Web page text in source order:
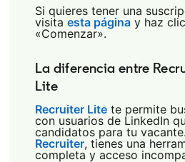
Si quieres tener una
visita esta páginay haz
«Comenzar».
La diferencia entre
Lite
Recruiter Litete permite
con usuarios de LinkedIn
candidatos para tu
Recruiter, tienes una
completa y acceso